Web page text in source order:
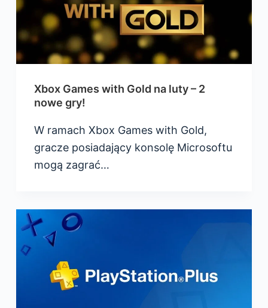
Xbox Games with Gold na luty – 2
nowe gry!
W ramach Xbox Games with Gold,
gracze posiadający konsolę Microsoftu
mogą zagrać…